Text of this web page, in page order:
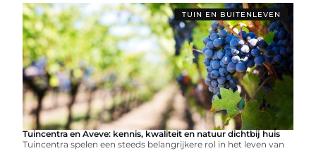
TUIN EN BUITENLEVEN
Tuincentra en Aveve: kennis, kwaliteit en natuur dichtbij huis
Tuincentra spelen een steeds belangrijkere rol in het leven van